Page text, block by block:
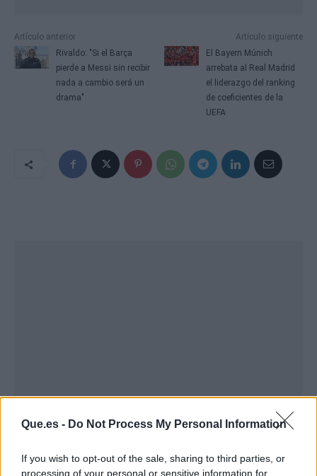
Que.es - Do Not Process My Personal Information
If you wish to opt-out of the sale, sharing to third parties, or
processing of your personal or sensitive information for
Artículo anterior
Rivaldo: "Si el Barça
pierde a Messi sin recibir
nada a cambio será un
drama"
Artículo siguiente
El Bayern Múnich
arrebata al Real Madrid
el liderazgo del ranking
de coeficientes de la
UEFA
Publicidad